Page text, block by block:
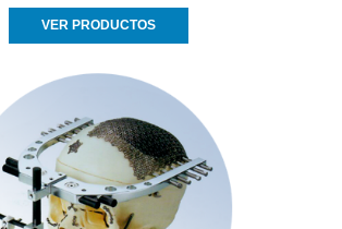
VER PRODUCTOS